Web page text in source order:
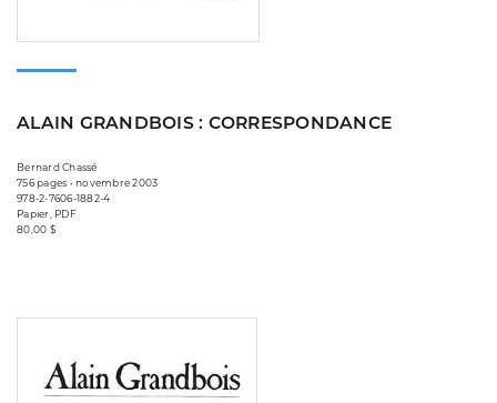
ALAIN GRANDBOIS : CORRESPONDANCE
Bernard Chassé
756 pages • novembre 2003
978-2-7606-1882-4
Papier, PDF
80,00 $